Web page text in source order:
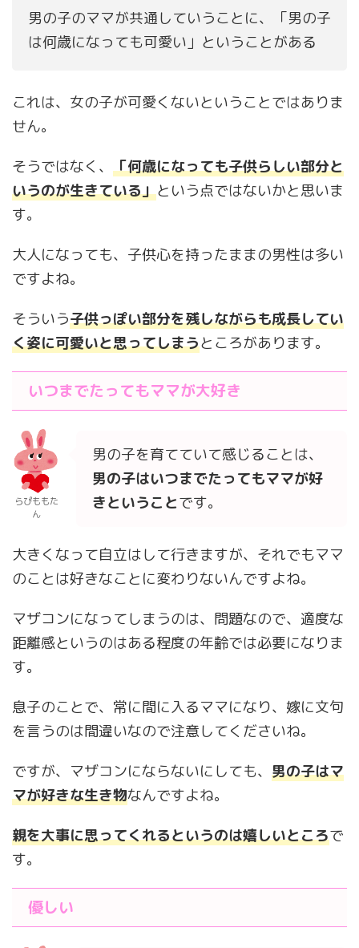
男の子のママが共通していうことに、「男の子
は何歳になっても可愛い」ということがある
これは、女の子が可愛くないということではありま
せん。
そうではなく、 「何歳になっても子供らしい部分と
いうのが生きている」という点ではないかと思いま
す。
大人になっても、子供心を持ったままの男性は多い
ですよね。
そういう子供っぽい部分を残しながらも成長してい
く姿に可愛いと思ってしまうところがあります。
いつまでたってもママが大好き
らぴももた
ん
男の子を育てていて感じることは、
男の子はいつまでたってもママが好
きということです。
大きくなって自立はして行きますが、それでもママ
のことは好きなことに変わりないんですよね。
マザコンになってしまうのは、問題なので、適度な
距離感というのはある程度の年齢では必要になりま
す。
息子のことで、常に間に入るママになり、嫁に文句
を言うのは間違いなので注意してくださいね。
ですが、マザコンにならないにしても、 男の子はマ
マが好きな生き物なんですよね。
親を大事に思ってくれるというのは嬉しいところで
す。
優しい